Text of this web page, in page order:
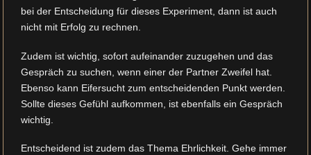
bei der Entscheidung für dieses Experiment, dann ist auch
nicht mit Erfolg zu rechnen.
Zudem ist wichtig, sofort aufeinander zuzugehen und das
Gespräch zu suchen, wenn einer der Partner Zweifel hat.
Ebenso kann Eifersucht zum entscheidenden Punkt werden.
Sollte dieses Gefühl aufkommen, ist ebenfalls ein Gespräch
wichtig.
Entscheidend ist zudem das Thema Ehrlichkeit. Gehe immer